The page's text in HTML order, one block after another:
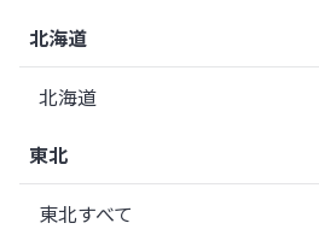
北海道
北海道
東北
東北すべて